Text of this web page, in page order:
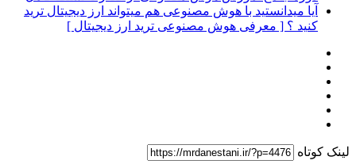
آیا میدانستید با هوش مصنوعی هم میتواند ارز دیجیتال ترید
کنید ؟ [ معرفی هوش مصنوعی ترید ارز دیجیتال ]
لینک کوتاه